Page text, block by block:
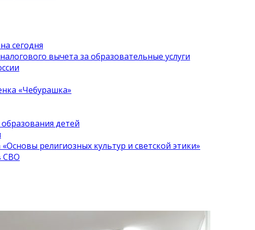
сегодня
вычета за образовательные услуги
«Чебурашка»
детей
религиозных культур и светской этики»
СВО